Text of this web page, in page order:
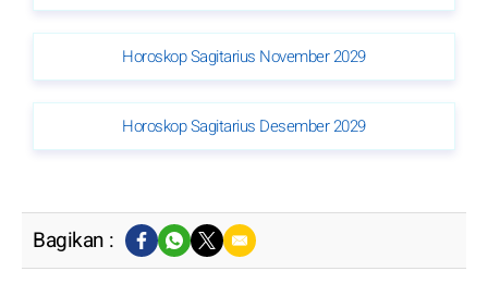
Horoskop Sagitarius November 2029
Horoskop Sagitarius Desember 2029
Bagikan :